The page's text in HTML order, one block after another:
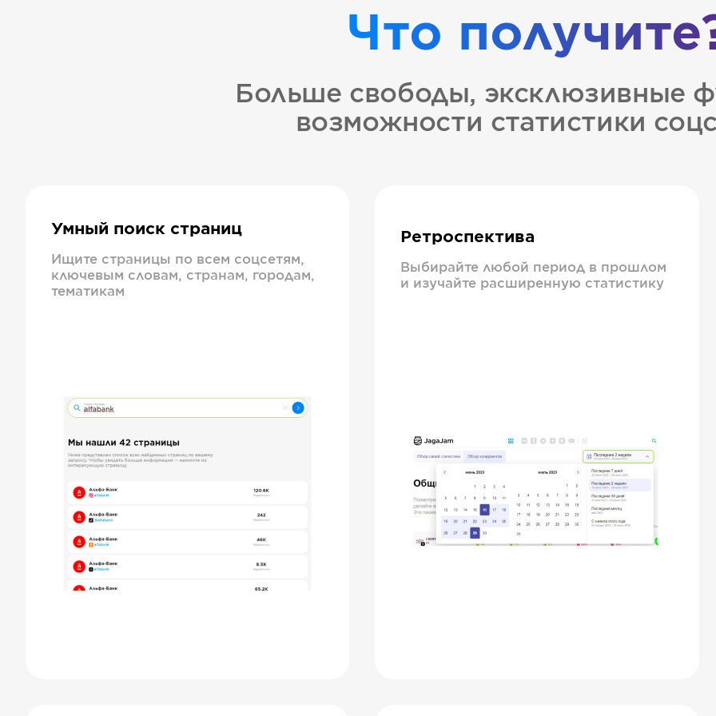
Что
Больше свободы, эксклюзивные
возможности статистики
Умный поиск страниц
Ищите страницы по всем соцсетям,
ключевым словам, странам, городам,
тематикам
Ретроспектива
Выбирайте любой период в прошлом
и изучайте расширенную статистику